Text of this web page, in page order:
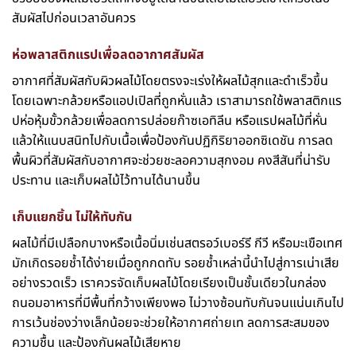
สัมผัสไปก่อนเวลาอันควร
ห่อพลาสติกแรปเพื่อลดอากาศสัมผัส
อากาศที่สัมผัสกับผิวผลไม้โดยตรงจะเร่งให้ผลไม้สุกและดำเร็วขึ้น
โดยเฉพาะกล้วยหรือแอปเปิลที่ถูกหั่นแล้ว เราสามารถใช้พลาสติกแร
ปห่อหุ้มขั้วกล้วยเพื่อลดการปล่อยก๊าซเอทิลีน หรือแรปผลไม้ที่หั่น
แล้วให้แนบสนิทไปกับเนื้อเพื่อป้องกันปฏิกิริยาออกซิเดชัน การลด
พื้นผิวที่สัมผัสกับอากาศจะช่วยชะลอความสุกงอม คงสีสันที่น่ารับ
ประทาน และเก็บผลไม้ไว้ทานได้นานขึ้น
เก็บแยกชิ้น ไม่ให้ทับกัน
ผลไม้ที่มีเปลือกบางหรือเนื้อนิ่มเช่นสตรอว์เบอร์รี กีวี หรือมะเขือเทศ
มักเกิดรอยช้ำได้ง่ายเมื่อถูกกดทับ รอยช้ำเหล่านี้นำไปสู่การเน่าเสีย
อย่างรวดเร็ว เราควรจัดเก็บผลไม้โดยเรียงเป็นชั้นเดียวในกล่อง
ถนอมอาหารที่มีพื้นที่กว้างเพียงพอ ไม่วางซ้อนทับกันจนแน่นเกินไป
การเว้นช่องว่างเล็กน้อยจะช่วยให้อากาศถ่ายเท ลดการสะสมของ
ความชื้น และป้องกันผลไม้เสียหาย